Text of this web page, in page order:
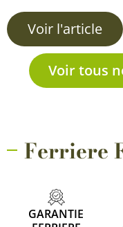
Voir l'article
Voir tous
Ferriere
GARANTIE